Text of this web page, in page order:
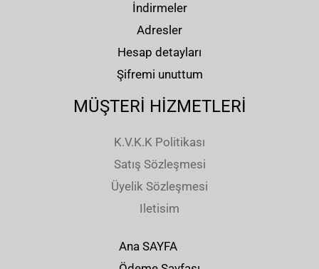
İndirmeler
Adresler
Hesap detayları
Şifremi unuttum
MÜŞTERİ HİZMETLERİ
K.V.K.K Politikası
Satış Sözleşmesi
Üyelik Sözleşmesi
Iletisim
Ana SAYFA